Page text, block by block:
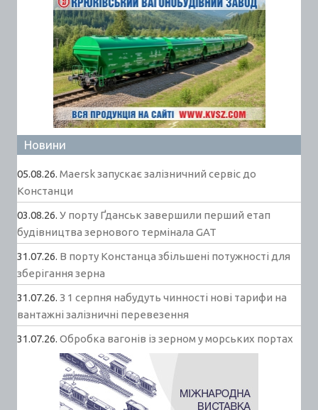
Новини
05.08.26. Maersk запускає залізничний сервіс до
Констанци
03.08.26. У порту Ґданськ завершили перший етап
будівництва зернового термінала GAT
31.07.26. В порту Констанца збільшені потужності для
зберігання зерна
31.07.26. З 1 серпня набудуть чинності нові тарифи на
вантажні залізничні перевезення
31.07.26. Обробка вагонів із зерном у морських портах